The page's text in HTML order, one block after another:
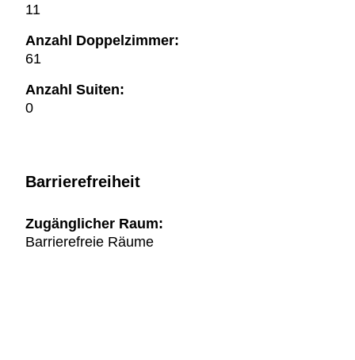
11
Anzahl Doppelzimmer:
61
Anzahl Suiten:
0
Barrierefreiheit
Zugänglicher Raum:
Barrierefreie Räume